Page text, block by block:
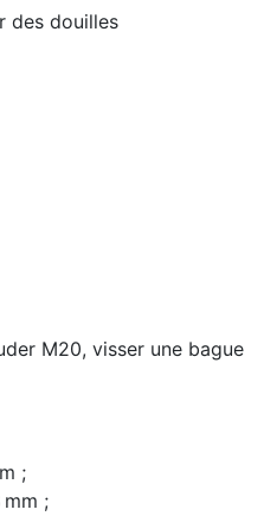
des douilles
M20, visser une bague
;
;